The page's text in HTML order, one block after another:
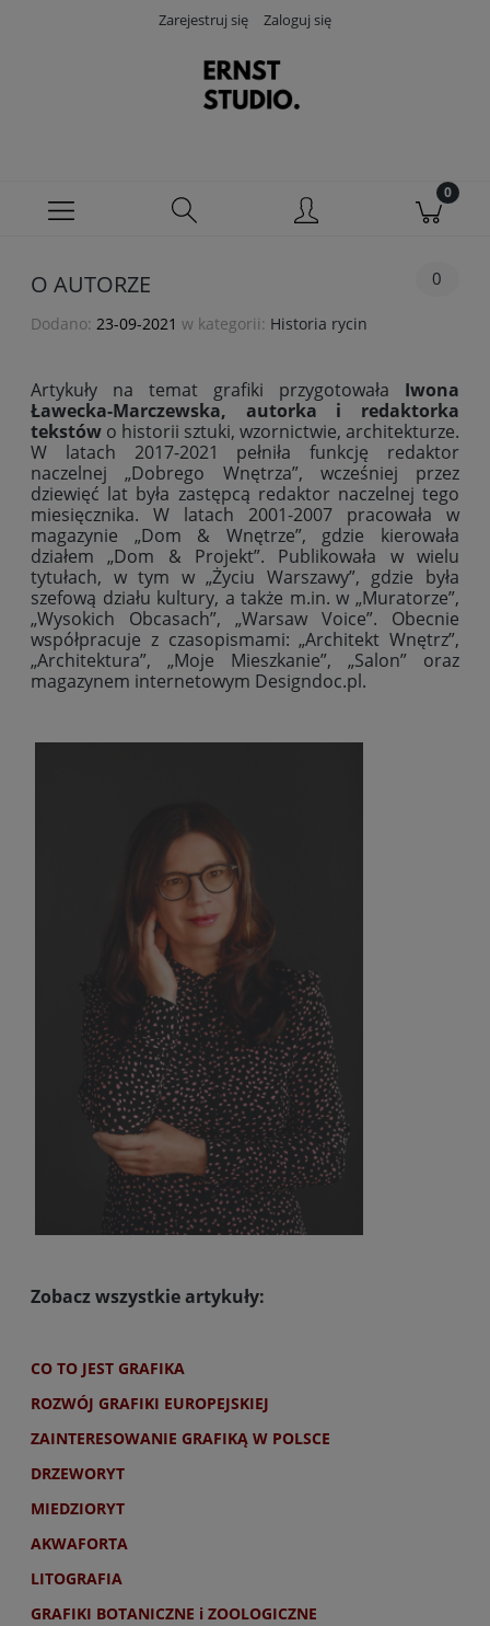
Zarejestruj się Zaloguj się
O AUTORZE 0
Dodano: 23-09-2021 w kategorii: Historia rycin
Artykuły na temat grafiki przygotowała Iwona
Ławecka-Marczewska, autorka i redaktorka
tekstów o historii sztuki, wzornictwie, architekturze.
W latach 2017-2021 pełniła funkcję redaktor
naczelnej „Dobrego Wnętrza”, wcześniej przez
dziewięć lat była zastępcą redaktor naczelnej tego
miesięcznika. W latach 2001-2007 pracowała w
magazynie „Dom & Wnętrze”, gdzie kierowała
działem „Dom & Projekt”. Publikowała w wielu
tytułach, w tym w „Życiu Warszawy”, gdzie była
szefową działu kultury, a także m.in. w „Muratorze”,
„Wysokich Obcasach”, „Warsaw Voice”. Obecnie
współpracuje z czasopismami: „Architekt Wnętrz”,
„Architektura”, „Moje Mieszkanie”, „Salon” oraz
magazynem internetowym Designdoc.pl.
Zobacz wszystkie artykuły:
CO TO JEST GRAFIKA
ROZWÓJ GRAFIKI EUROPEJSKIEJ
ZAINTERESOWANIE GRAFIKĄ W POLSCE
DRZEWORYT
MIEDZIORYT
AKWAFORTA
LITOGRAFIA
GRAFIKI BOTANICZNE i ZOOLOGICZNE